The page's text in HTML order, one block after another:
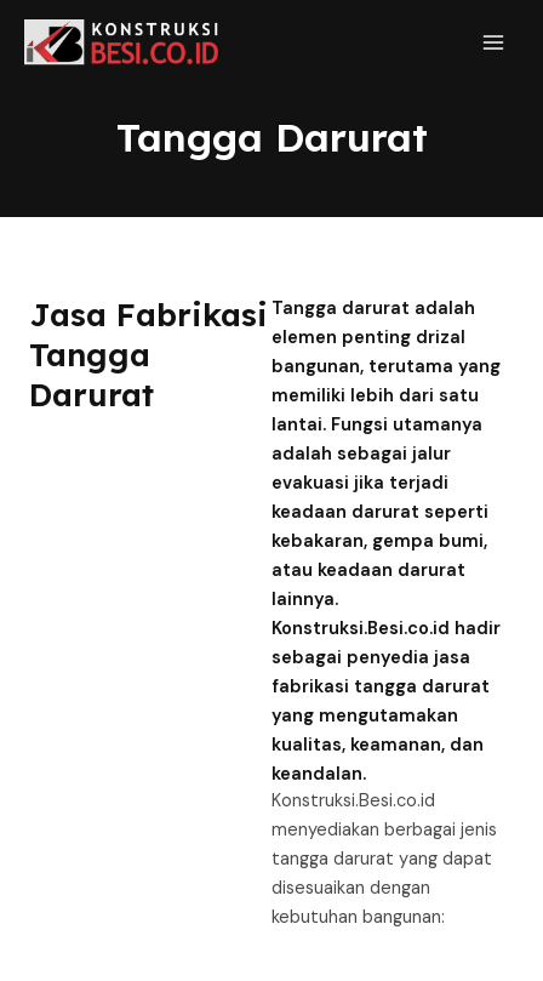
Tangga Darurat
Jasa Fabrikasi
Tangga
Darurat
Tangga darurat adalah
elemen penting drizal
bangunan, terutama yang
memiliki lebih dari satu
lantai. Fungsi utamanya
adalah sebagai jalur
evakuasi jika terjadi
keadaan darurat seperti
kebakaran, gempa bumi,
atau keadaan darurat
lainnya.
Konstruksi.Besi.co.id hadir
sebagai penyedia jasa
fabrikasi tangga darurat
yang mengutamakan
kualitas, keamanan, dan
keandalan.
Konstruksi.Besi.co.id
menyediakan berbagai jenis
tangga darurat yang dapat
disesuaikan dengan
kebutuhan bangunan: